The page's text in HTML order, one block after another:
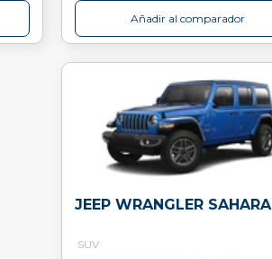
Añadir al comparador
JEEP WRANGLER SAHARA
SUV